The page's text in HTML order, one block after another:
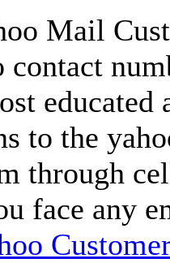
Mail
contact
educated
to the
through
face any